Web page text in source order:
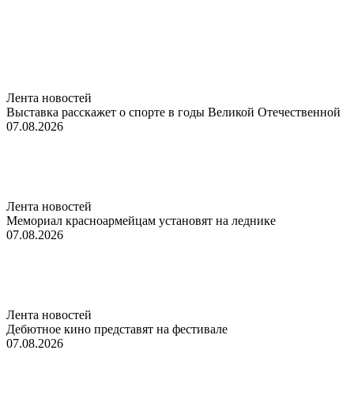
Лента новостей
Выставка расскажет о спорте в годы Великой Отечественной
07.08.2026
Лента новостей
Мемориал красноармейцам установят на леднике
07.08.2026
Лента новостей
Дебютное кино представят на фестивале
07.08.2026